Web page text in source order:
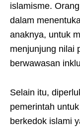
islamisme.
dalam
anaknya, untuk
menjunjung nilai
berwawasan
Selain itu,
pemerintah
berkedok islami